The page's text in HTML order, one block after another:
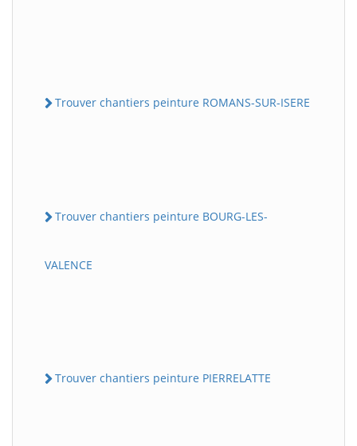
Trouver chantiers peinture ROMANS-SUR-ISERE
Trouver chantiers peinture BOURG-LES-
VALENCE
Trouver chantiers peinture PIERRELATTE